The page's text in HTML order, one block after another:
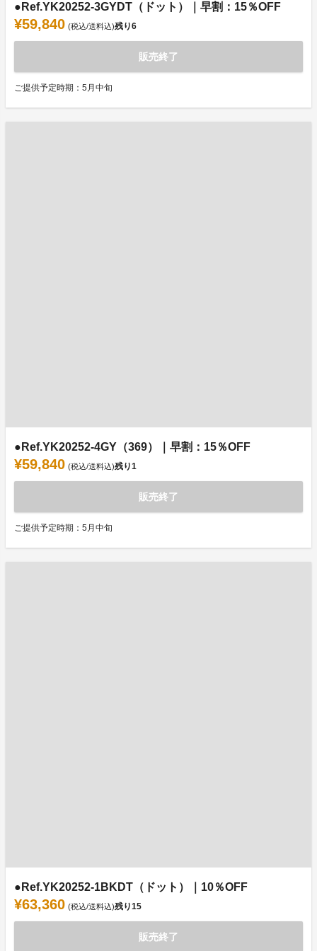
●Ref.YK20252-3GYDT（ドット）｜早割：15％OFF
¥59,840 (税込/送料込)残り6
販売終了
ご提供予定時期：5月中旬
●Ref.YK20252-4GY（369）｜早割：15％OFF
¥59,840 (税込/送料込)残り1
販売終了
ご提供予定時期：5月中旬
●Ref.YK20252-1BKDT（ドット）｜10％OFF
¥63,360 (税込/送料込)残り15
販売終了